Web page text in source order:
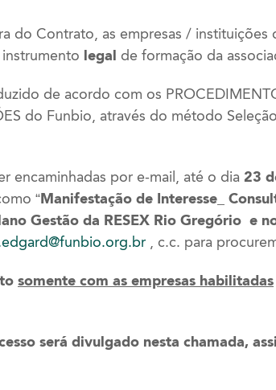
do Contrato, as empresas / instituições
legal de formação da
de acordo com os
do Funbio, através do método
encaminhadas por e-mail, até o dia 23
“Manifestação de Interesse_
Gestão da RESEX Rio Gregório e
, c.c. para
somente com as empresas habilitadas
será divulgado nesta chamada,